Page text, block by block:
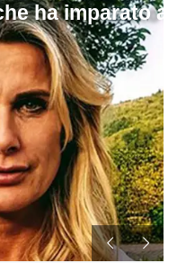
ha imparato a